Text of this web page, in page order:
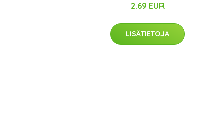
2.69 EUR
LISÄTIETOJA